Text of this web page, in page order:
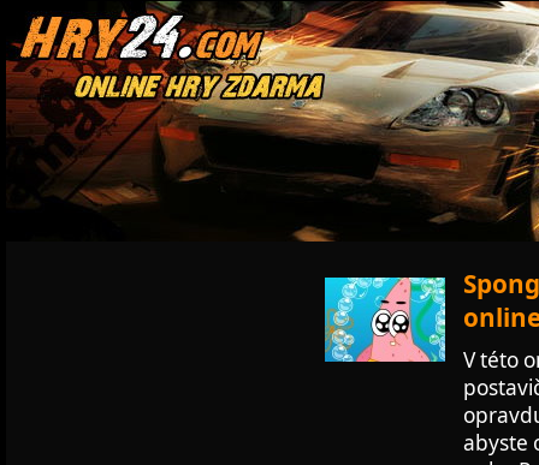
V této
abyste